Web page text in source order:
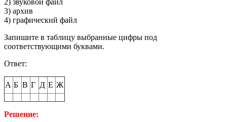
3) архив
4) графический файл
Запишите в таблицу выбранные цифры под
соответствующими буквами.
Ответ:
А Б В Г Д Е Ж
Решение: